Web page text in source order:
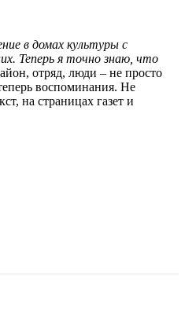
в домах культуры с
Теперь я точно знаю, что
отряд, люди – не просто
воспоминания. Не
на страницах газет и